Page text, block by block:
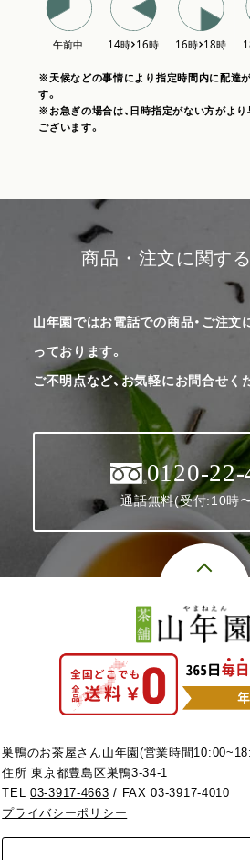
※天候などの事情により指定時間内に配達
す。
※お急ぎの場合は、日時指定がない方がよ
ございます。
商品・注文に関す
山年園ではお電話での商品・ご注文
っております。
ご不明点など、お気軽にお問合せく
0120-
通話無料(受付:10時
巣鴨のお茶屋さん山年園(営業時間
住所 東京都豊島区巣鴨3-34-1
TEL03-3917-4663 / FAX 03-3917-4010
プライバシーポリシー